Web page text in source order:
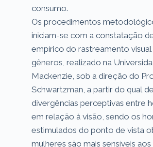
consumo.
Os procedimentos
iniciam-se com a constatação
empírico do rastreamento
gêneros, realizado na
Mackenzie, sob a direção do
Schwartzman, a partir do qual
divergências perceptivas entre
em relação à visão, sendo os
estimulados do ponto de vista
mulheres são mais sensíveis